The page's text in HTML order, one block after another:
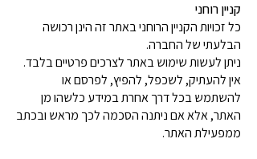
קניין רוחני
כל זכויות הקניין הרוחני באתר זה הינן רכושה
הבלעתי של החברה.
ניתן לעשות שימוש באתר לצרכים פרטיים בלבד.
אין להעתיק, לשכפל, להפיץ, לפרסם או
להשתמש בכל דרך אחרת במידע כלשהו מן
האתר, אלא אם ניתנה הסכמה לכך מראש ובכתב
ממפעילת האתר.